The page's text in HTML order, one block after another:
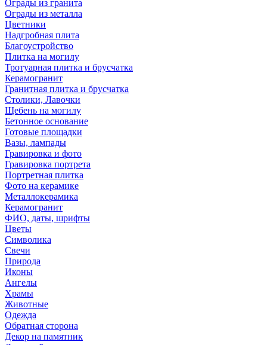
Ограды из гранита
Ограды из металла
Цветники
Надгробная плита
Благоустройство
Плитка на могилу
Тротуарная плитка и брусчатка
Керамогранит
Гранитная плитка и брусчатка
Столики, Лавочки
Щебень на могилу
Бетонное основание
Готовые площадки
Вазы, лампады
Гравировка и фото
Гравировка портрета
Портретная плитка
Фото на керамике
Металлокерамика
Керамогранит
ФИО, даты, шрифты
Цветы
Символика
Свечи
Природа
Иконы
Ангелы
Храмы
Животные
Одежда
Обратная сторона
Декор на памятник